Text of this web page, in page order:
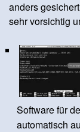
anders
sehr vorsichtig
Software für
automatisch